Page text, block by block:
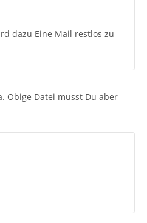
dazu Eine Mail restlos zu
Obige Datei musst Du aber